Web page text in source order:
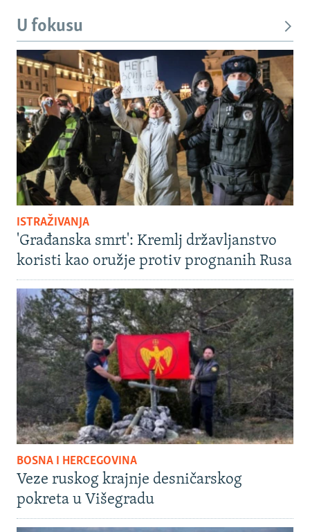
U fokusu
ISTRAŽIVANJA
'Građanska smrt': Kremlj državljanstvo
koristi kao oružje protiv prognanih Rusa
BOSNA I HERCEGOVINA
Veze ruskog krajnje desničarskog
pokreta u Višegradu